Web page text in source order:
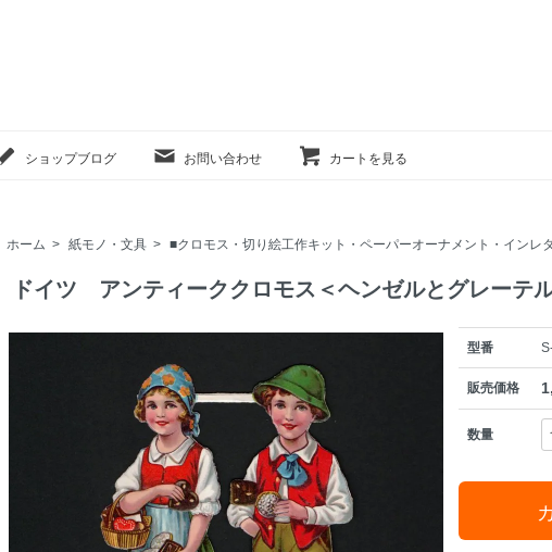
ショップブログ お問い合わせ カートを見る
ホーム > 紙モノ・文具 > ■クロモス・切り絵工作キット・ペーパーオーナメント・インレタ
ドイツ アンティーククロモス＜ヘンゼルとグレーテ
型番
販売価格
数量